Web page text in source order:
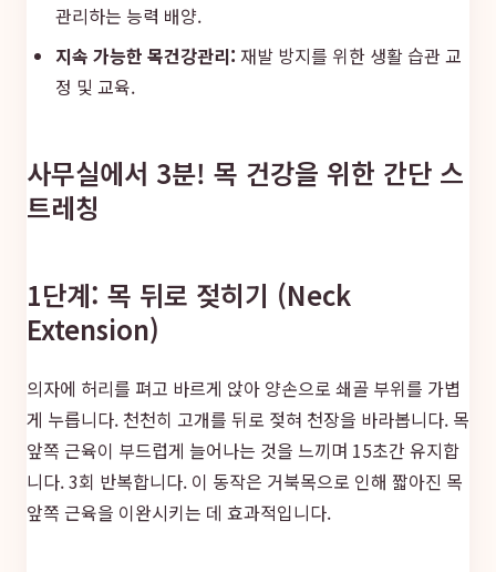
관리하는 능력 배양.
지속 가능한 목건강관리: 재발 방지를 위한 생활 습관 교
정 및 교육.
사무실에서 3분! 목 건강을 위한 간단 스
트레칭
1단계: 목 뒤로 젖히기 (Neck
Extension)
의자에 허리를 펴고 바르게 앉아 양손으로 쇄골 부위를 가볍
게 누릅니다. 천천히 고개를 뒤로 젖혀 천장을 바라봅니다. 목
앞쪽 근육이 부드럽게 늘어나는 것을 느끼며 15초간 유지합
니다. 3회 반복합니다. 이 동작은 거북목으로 인해 짧아진 목
앞쪽 근육을 이완시키는 데 효과적입니다.